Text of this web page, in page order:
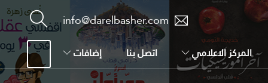
info@darelbasher.com
المركز الاعلامي اتصل بنا إضافات